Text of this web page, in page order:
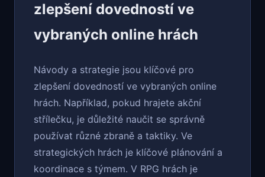
zlepšení dovedností ve
vybraných online hrách
Návody a strategie jsou klíčové pro
zlepšení dovedností ve vybraných online
hrách. Například, pokud hrajete akční
střílečku, je důležité naučit se správně
používat různé zbraně a taktiky. Ve
strategických hrách je klíčové plánování a
koordinace s týmem. V RPG hrách je